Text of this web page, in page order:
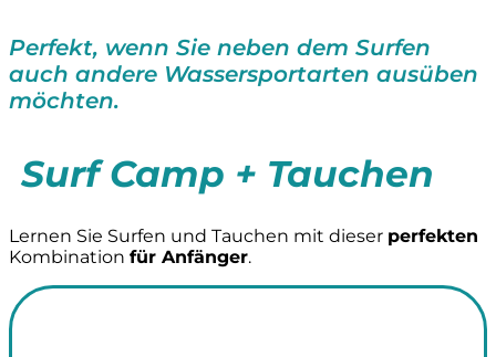
Perfekt, wenn Sie neben dem Surfen
auch andere Wassersportarten ausüben
möchten.
Surf Camp + Tauchen
Lernen Sie Surfen und Tauchen mit dieser perfekten
Kombination für Anfänger.